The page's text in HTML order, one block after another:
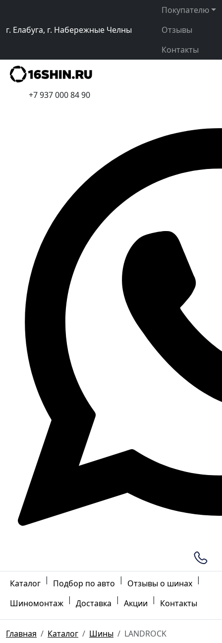
г. Елабуга, г. Набережные Челны
Покупателю
Отзывы
Контакты
+7 937 000 84 90
Каталог | Подбор по авто | Отзывы о шинах |
Шиномонтаж | Доставка | Акции | Контакты
Главная Каталог Шины LANDROCK